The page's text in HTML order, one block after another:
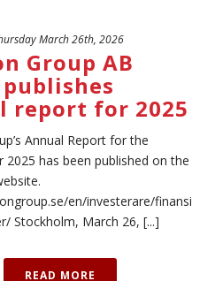
March 26th, 2026
Group AB
report for 2025
Annual Report for the
2025 has been published on the
en/investerare/finansi
Stockholm, March 26, [...]
READ MORE